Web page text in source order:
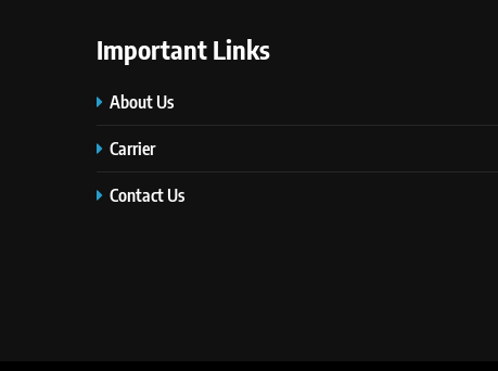
Important Links
About Us
Carrier
Contact Us